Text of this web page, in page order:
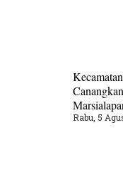
Rabu, 5